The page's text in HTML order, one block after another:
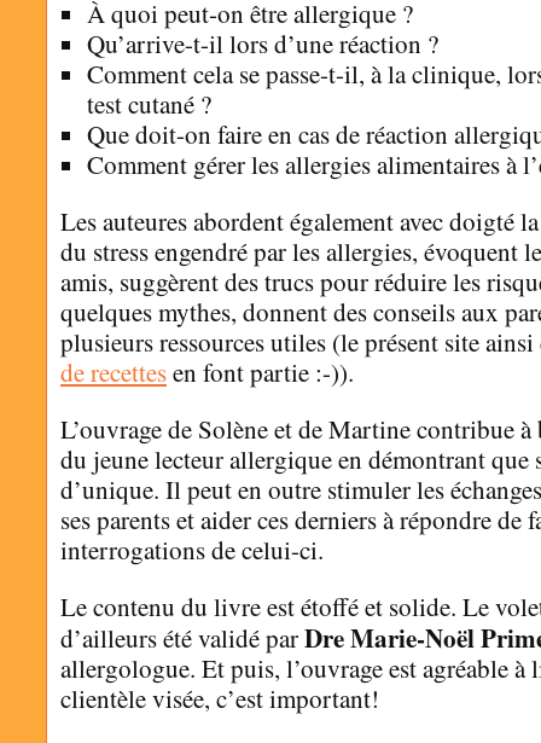
À quoi peut-on être allergique ?
Qu’arrive-t-il lors d’une réaction ?
Comment cela se passe-t-il, à la clinique,
test cutané ?
Que doit-on faire en cas de réaction
Comment gérer les allergies alimentaires à
Les auteures abordent également avec doigté
du stress engendré par les allergies, évoquent
amis, suggèrent des trucs pour réduire les
quelques mythes, donnent des conseils aux
plusieurs ressources utiles (le présent site
de recettesen font partie :-)).
L’ouvrage de Solène et de Martine contribue
du jeune lecteur allergique en démontrant que
d’unique. Il peut en outre stimuler les
ses parents et aider ces derniers à répondre de
interrogations de celui-ci.
Le contenu du livre est étoffé et solide. Le
d’ailleurs été validé parDre Marie-Noël
allergologue. Et puis, l’ouvrage est agréable à
clientèle visée, c’est important!